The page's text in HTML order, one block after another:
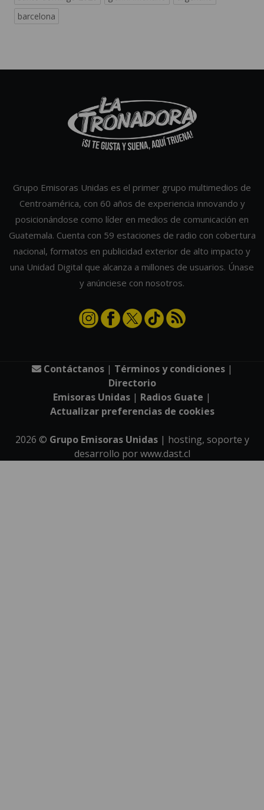
barcelona
Grupo Emisoras Unidas es el primer grupo multimedios de
Centroamérica, con 60 años de experiencia innovando y
posicionándose como líder en medios de comunicación en
Guatemala. Cuenta con 59 estaciones de radio con cobertura
nacional, formatos en publicidad exterior de alto impacto y
una Unidad Digital que alcanza a millones de usuarios. Únase
y anúnciese con nosotros.
Contáctanos| Términos y condiciones|
Directorio
Emisoras Unidas | Radios Guate |
Actualizar preferencias de cookies
2026 © Grupo Emisoras Unidas| hosting, soporte y
desarrollo porwww.dast.cl